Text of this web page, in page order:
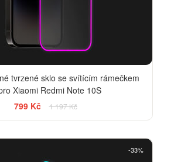
tvrzené sklo se svítícím rámečkem
Xiaomi Redmi Note 10S
799 Kč
1 197 Kč
-33%